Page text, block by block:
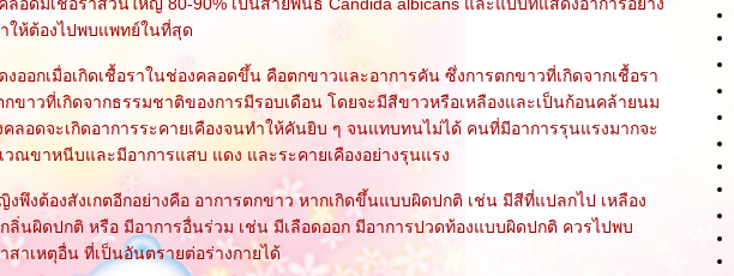
ให้ต้องไปพบแพทย์ในที่สุด
งออกเมื่อเกิดเชื้อราในช่องคลอดขึ้น คือตกขาวและอาการคัน ซึ่งการตกขาวที่เกิดจากเชื้อรา
กขาวที่เกิดจากธรรมชาติของการมีรอบเดือน โดยจะมีสีขาวหรือเหลืองและเป็นก้อนคล้ายนม
ลอดจะเกิดอาการระคายเคืองจนทำให้คันยิบ ๆ จนแทบทนไม่ได้ คนที่มีอาการรุนแรงมากจะ
วณขาหนีบและมีอาการแสบ แดง และระคายเคืองอย่างรุนแรง
พึงต้องสังเกตอีกอย่างคือ อาการตกขาว หากเกิดขึ้นแบบผิดปกติ เช่น มีสีที่แปลกไป เหลือง
ลิ่นผิดปกติ หรือ มีอาการอื่นร่วม เช่น มีเลือดออก มีอาการปวดท้องแบบผิดปกติ ควรไปพบ
าเหตุอื่น ที่เป็นอันตรายต่อร่างกายได้